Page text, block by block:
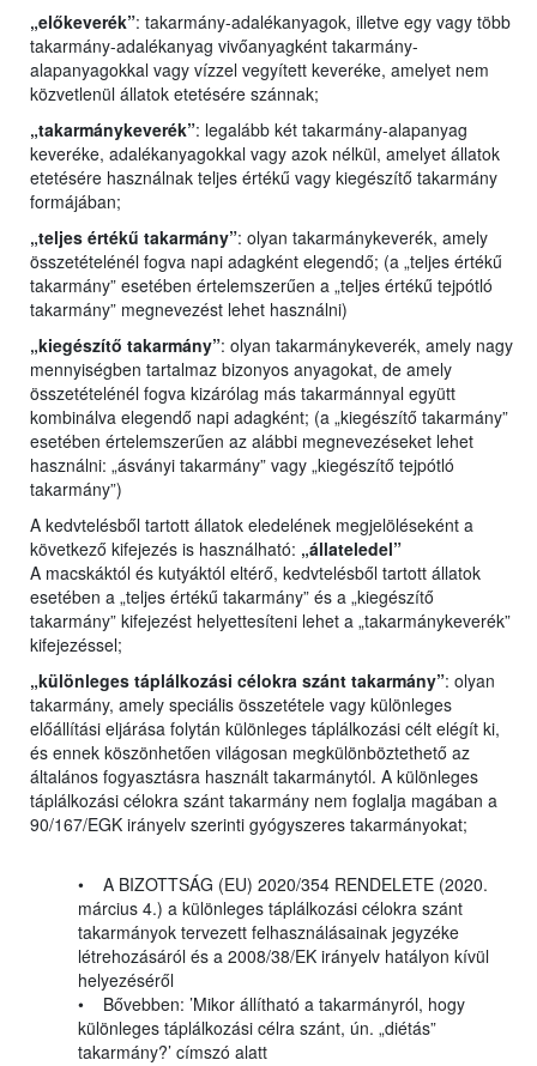
„előkeverék”: takarmány-adalékanyagok, illetve egy vagy több
takarmány-adalékanyag vivőanyagként takarmány-
alapanyagokkal vagy vízzel vegyített keveréke, amelyet nem
közvetlenül állatok etetésére szánnak;
„takarmánykeverék”: legalább két takarmány-alapanyag
keveréke, adalékanyagokkal vagy azok nélkül, amelyet állatok
etetésére használnak teljes értékű vagy kiegészítő takarmány
formájában;
„teljes értékű takarmány”: olyan takarmánykeverék, amely
összetételénél fogva napi adagként elegendő; (a „teljes értékű
takarmány” esetében értelemszerűen a „teljes értékű tejpótló
takarmány” megnevezést lehet használni)
„kiegészítő takarmány”: olyan takarmánykeverék, amely nagy
mennyiségben tartalmaz bizonyos anyagokat, de amely
összetételénél fogva kizárólag más takarmánnyal együtt
kombinálva elegendő napi adagként; (a „kiegészítő takarmány”
esetében értelemszerűen az alábbi megnevezéseket lehet
használni: „ásványi takarmány” vagy „kiegészítő tejpótló
takarmány”)
A kedvtelésből tartott állatok eledelének megjelöléseként a
következő kifejezés is használható: „állateledel”
A macskáktól és kutyáktól eltérő, kedvtelésből tartott állatok
esetében a „teljes értékű takarmány” és a „kiegészítő
takarmány” kifejezést helyettesíteni lehet a „takarmánykeverék”
kifejezéssel;
„különleges táplálkozási célokra szánt takarmány”: olyan
takarmány, amely speciális összetétele vagy különleges
előállítási eljárása folytán különleges táplálkozási célt elégít ki,
és ennek köszönhetően világosan megkülönböztethető az
általános fogyasztásra használt takarmánytól. A különleges
táplálkozási célokra szánt takarmány nem foglalja magában a
90/167/EGK irányelv szerinti gyógyszeres takarmányokat;
• A BIZOTTSÁG (EU) 2020/354 RENDELETE (2020.
március 4.) a különleges táplálkozási célokra szánt
takarmányok tervezett felhasználásainak jegyzéke
létrehozásáról és a 2008/38/EK irányelv hatályon kívül
helyezéséről
• Bővebben: ’Mikor állítható a takarmányról, hogy
különleges táplálkozási célra szánt, ún. „diétás”
takarmány?’ címszó alatt